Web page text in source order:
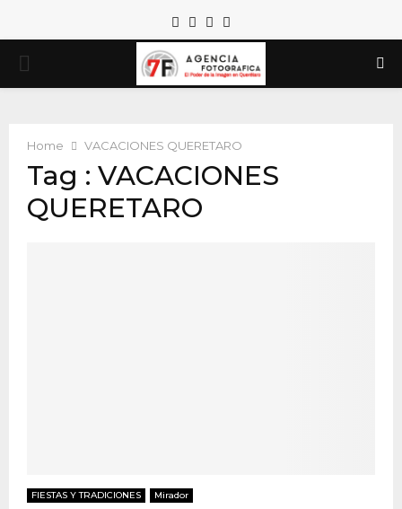
Facebook
TwitterInstagram
PRIMARY
Home VACACIONES QUERETARO
Tag : VACACIONES
QUERETARO
FIESTAS Y TRADICIONES Mirador